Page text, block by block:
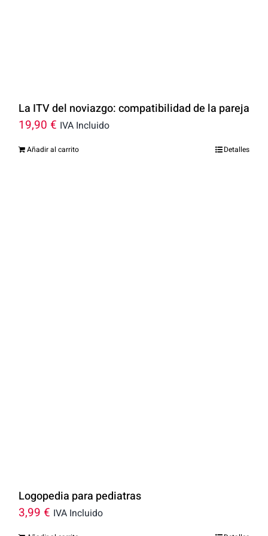
La ITV del noviazgo: compatibilidad de la pareja
19,90 € IVA Incluido
Añadir al carrito Detalles
Logopedia para pediatras
3,99 € IVA Incluido